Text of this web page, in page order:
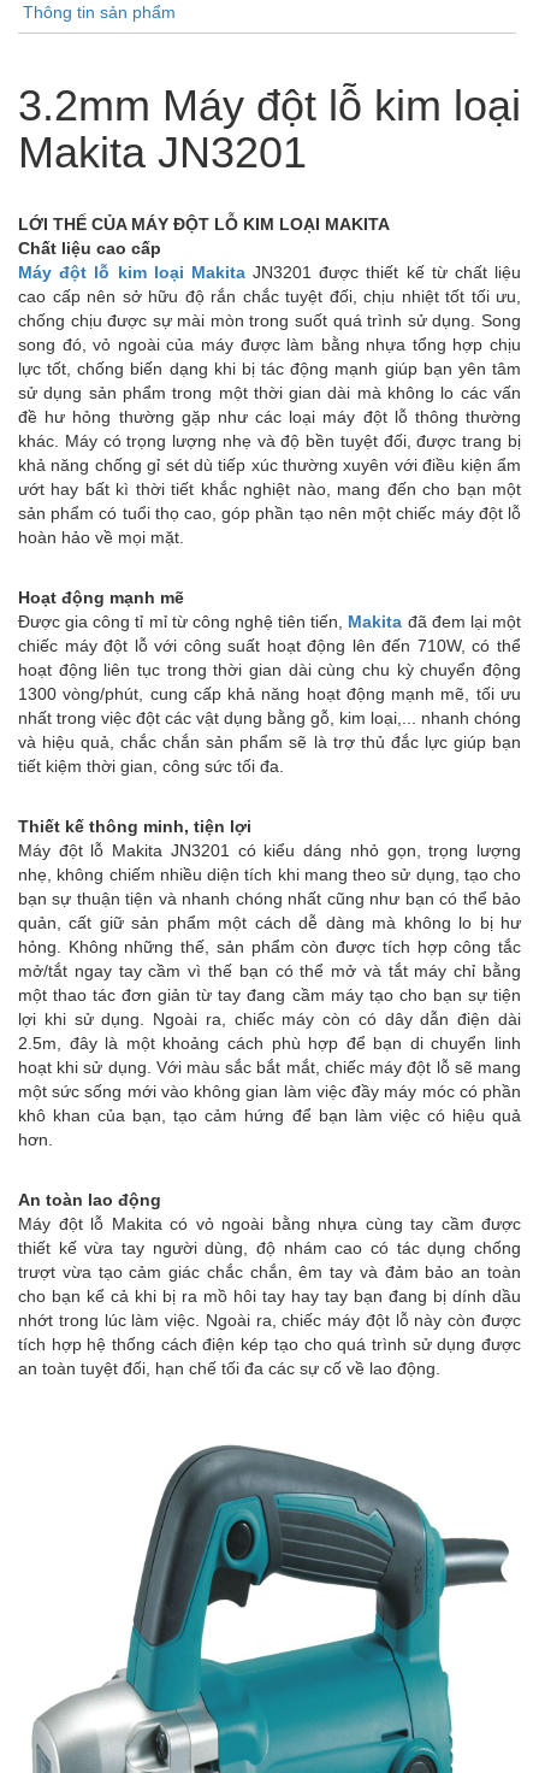
Thông tin sản phẩm
3.2mm Máy đột lỗ kim loại
Makita JN3201
LỚI THẾ CỦA MÁY ĐỘT LỖ KIM LOẠI MAKITA
Chất liệu cao cấp
Máy đột lỗ kim loại MakitaJN3201 được thiết kế từ chất liệu
cao cấp nên sở hữu độ rắn chắc tuyệt đối, chịu nhiệt tốt tối ưu,
chống chịu được sự mài mòn trong suốt quá trình sử dụng. Song
song đó, vỏ ngoài của máy được làm bằng nhựa tổng hợp chịu
lực tốt, chống biến dạng khi bị tác động mạnh giúp bạn yên tâm
sử dụng sản phẩm trong một thời gian dài mà không lo các vấn
đề hư hỏng thường gặp như các loại máy đột lỗ thông thường
khác. Máy có trọng lượng nhẹ và độ bền tuyệt đối, được trang bị
khả năng chống gỉ sét dù tiếp xúc thường xuyên với điều kiện ẩm
ướt hay bất kì thời tiết khắc nghiệt nào, mang đến cho bạn một
sản phẩm có tuổi thọ cao, góp phần tạo nên một chiếc máy đột lỗ
hoàn hảo về mọi mặt.
Hoạt động mạnh mẽ
Được gia công tỉ mỉ từ công nghệ tiên tiến, Makita đã đem lại một
chiếc máy đột lỗ với công suất hoạt động lên đến 710W, có thể
hoạt động liên tục trong thời gian dài cùng chu kỳ chuyển động
1300 vòng/phút, cung cấp khả năng hoạt động mạnh mẽ, tối ưu
nhất trong việc đột các vật dụng bằng gỗ, kim loại,... nhanh chóng
và hiệu quả, chắc chắn sản phẩm sẽ là trợ thủ đắc lực giúp bạn
tiết kiệm thời gian, công sức tối đa.
Thiết kế thông minh, tiện lợi
Máy đột lỗ Makita JN3201 có kiểu dáng nhỏ gọn, trọng lượng
nhẹ, không chiếm nhiều diện tích khi mang theo sử dụng, tạo cho
bạn sự thuận tiện và nhanh chóng nhất cũng như bạn có thể bảo
quản, cất giữ sản phẩm một cách dễ dàng mà không lo bị hư
hỏng. Không những thế, sản phẩm còn được tích hợp công tắc
mở/tắt ngay tay cầm vì thế bạn có thể mở và tắt máy chỉ bằng
một thao tác đơn giản từ tay đang cầm máy tạo cho bạn sự tiện
lợi khi sử dụng. Ngoài ra, chiếc máy còn có dây dẫn điện dài
2.5m, đây là một khoảng cách phù hợp để bạn di chuyển linh
hoạt khi sử dụng. Với màu sắc bắt mắt, chiếc máy đột lỗ sẽ mang
một sức sống mới vào không gian làm việc đầy máy móc có phần
khô khan của bạn, tạo cảm hứng để bạn làm việc có hiệu quả
hơn.
An toàn lao động
Máy đột lỗ Makita có vỏ ngoài bằng nhựa cùng tay cầm được
thiết kế vừa tay người dùng, độ nhám cao có tác dụng chống
trượt vừa tạo cảm giác chắc chắn, êm tay và đảm bảo an toàn
cho bạn kể cả khi bị ra mồ hôi tay hay tay bạn đang bị dính dầu
nhớt trong lúc làm việc. Ngoài ra, chiếc máy đột lỗ này còn được
tích hợp hệ thống cách điện kép tạo cho quá trình sử dụng được
an toàn tuyệt đối, hạn chế tối đa các sự cố về lao động.